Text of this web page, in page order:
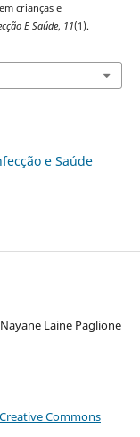
crianças e
E Saúde, 11(1).
e Saúde
Laine Paglione
Creative Commons